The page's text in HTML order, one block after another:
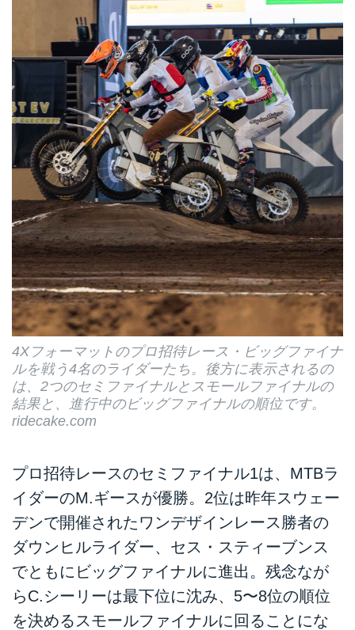
4Xフォーマットのプロ招待レース・ビッグファイナ
ルを戦う4名のライダーたち。後方に表示されるの
は、2つのセミファイナルとスモールファイナルの
結果と、進行中のビッグファイナルの順位です。
ridecake.com
プロ招待レースのセミファイナル1は、MTBラ
イダーのM.ギースが優勝。2位は昨年スウェー
デンで開催されたワンデザインレース勝者の
ダウンヒルライダー、セス・スティーブンス
でともにビッグファイナルに進出。残念なが
らC.シーリーは最下位に沈み、5〜8位の順位
を決めるスモールファイナルに回ることにな